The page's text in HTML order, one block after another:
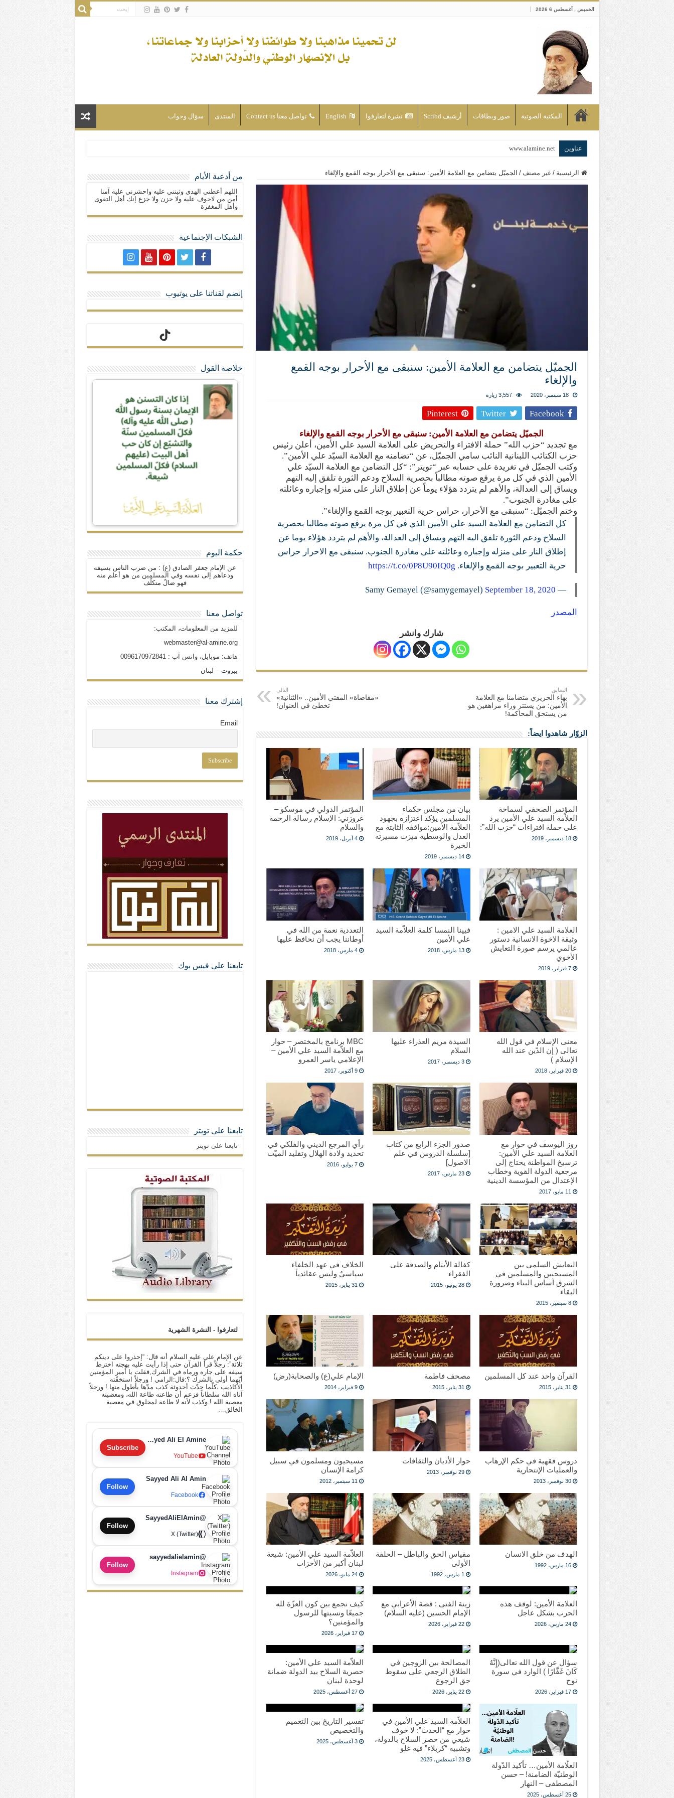
الخميس , أغسطس 6 2026
المكتبة الصوتية صور وبطاقات أرشيف Scribd نشرة لتعارفوا English تواصل معنا Contact us المنتدى سؤال وجواب
عناوين www.alamine.net
إذا كان التسنن هو الإيمان بسنة رسول الله ( صلى الله عليه وآله) فكلّ المسلمين سنّة والتشيّع إن كان حب أهل البيت (عليهم السلام) فكلّ المسلمين شيعة.
علاقات المذاهب والأديان لا يجوز أن تكون على حساب الأوطان
لن تحمينا مذاهبنا ولا طوائفنا ولا أحزابنا ولا جماعاتنا، بل الإنصهار الوطني والدولة العادلة
المذاهب ليست قدرًا لا يمكن تجاوزه
ليست المنفعة تأتي من إسلامية النّظام كما لا تأتي المضرة من مسيحية النظام
المتهاون بوطنه متهاون بدينه حتماً
نسج العلاقة مع الآخر تكون من خلال منظومة القيم و المبادئ الانسانية التي تجعل الناس سواسية لا تفرق بينهم أعراق و ألوان و لا تمنحهم الامتيازات أنساب و أديان
الرئيسية / غير مصنف / الجميّل يتضامن مع العلامة الأمين: سنبقى مع الأحرار بوجه القمع والإلغاء
الجميّل يتضامن مع العلامة الأمين: سنبقى مع الأحرار بوجه القمع
والإلغاء
18 سبتمبر، 2020 3,557 زيارة
Facebook
Twitter
Pinterest
الجميّل يتضامن مع العلامة الأمين: سنبقى مع الأحرار بوجه القمع والإلغاء
مع تجديد “حزب الله” حملة الافتراء والتحريض على العلامة السيد علي الأمين، أعلن رئيس
حزب الكتائب اللبنانية النائب سامي الجميّل، عن “تضامنه مع العلامة السيّد علي الأمين”.
وكتب الجميّل في تغريدة على حسابه عبر “تويتر”: “كل التضامن مع العلامة السيّد علي
الأمين الذي في كل مرة يرفع صوته مطالباً بحصرية السلاح ودعم الثورة تلفق إليه التهم
ويساق إلى العدالة، والأهم لم يتردد هؤلاء يوماً عن إطلاق النار على منزله وإجباره وعائلته
على مغادرة الجنوب”.
وختم الجميّل: “سنبقى مع الأحرار، حراس حرية التعبير بوجه القمع والإلغاء”.
كل التضامن مع العلامة السيد علي الأمين الذي في كل مرة يرفع صوته مطالبا بحصرية
السلاح ودعم الثورة تلفق اليه التهم ويساق إلى العدالة، والأهم لم يتردد هؤلاء يوما عن
إطلاق النار على منزله وإجباره وعائلته على مغادرة الجنوب. سنبقى مع الاحرار حراس
حرية التعبير بوجه القمع والإلغاء. https://t.co/0P8U90IQ0g
— Samy Gemayel (@samygemayel)
September 18, 2020
المصدر
شارك وانشر
السابق
بهاء الحريري متضامنا مع العلامة
الأمين: من يستتر وراء مراهقين هو
من يستحق المحاكمة!
التالي
«مقاضاة» المفتي الأمين.. «الثنائية»
تخطئ في العنوان!
الزوّار شاهدوا ايضاً:
المؤتمر الصحفي لسماحة
العلاّمة السيد علي الأمين يرد
على حملة افتراءات “حزب الله”:
18 ديسمبر، 2019
بيان من ‎مجلس حكماء
المسلمين يؤكد اعتزازه بجهود
العلاّمة الأمين:مواقفه الثابتة مع
العدل والوسطية ميزت مسيرته
الخيرة
14 ديسمبر، 2019
المؤتمر الدولي في موسكو –
غروزني: الإسلام رسالة الرحمة
والسلام
4 أبريل، 2019
العلامة السيد علي الامين :
وثيقة الاخوة الانسانية دستور
عالمي يرسم صورة التعايش
الأخوي
7 فبراير، 2019
فيينا النمسا كلمة العلاّمة السيد
علي الأمين
13 مارس، 2018
التعددية نعمة من الله في
أوطاننا يجب أن نحافظ عليها
4 مارس، 2018
معنى الإسلام في قول الله
تعالى ( إن الدّين عند الله
الإسلام )
20 فبراير، 2018
السيدة مريم العذراء عليها
السلام
3 ديسمبر، 2017
MBC برنامج بالمختصر – حوار
مع العلاّمة السيد علي الأمين –
الإعلامي ياسر العمرو
9 أكتوبر، 2017
روز اليوسف في حوار مع
العلامة السيد علي الأمين:
ترسيخ المواطنة يحتاج إلى
مرجعية الدولة القوية وخطاب
الإعتدال من المؤسسة الدينية
11 مايو، 2017
صدور الجزء الرابع من كتاب
[سلسلة الدروس في علم
الاصول]
23 مارس، 2017
رأي المرجع الديني والفلكي في
تحديد ولادة الهلال وتقليد الميّت
7 يوليو، 2016
التعايش السلمي بين
المسيحيين والمسلمين في
الشرق أساس البناء وضرورة
البقاء
8 سبتمبر، 2015
كفالة الأيتام والصدقة على
الفقراء
28 يونيو، 2015
الخلاف في عهد الخلفاء
سياسيٌ وليس عقائدياً
31 يناير، 2015
القرآن واحد عند كل المسلمين
31 يناير، 2015
مصحف فاطمة
31 يناير، 2015
الإمام علي(ع) والصحابة(رض)
9 فبراير، 2014
دروس فقهية في حكم الإرهاب
والعمليات الإنتحارية
30 نوفمبر، 2013
حوار الأديان والثقافات
29 نوفمبر، 2013
مسيحيون ومسلمون في سبيل
كرامة الإنسان
11 سبتمبر، 2012
الهدف من خلق الانسان
16 مارس، 1992
مقياس الحق والباطل – الحلقة
الأولى
1 مارس، 1992
العلاّمة السيد علي الأمين: شيعة
لبنان أكبر من الأحزاب
24 مايو، 2026
العلامة الأمين: لوقف هذه
الحرب بشكل عاجل
24 مارس، 2026
زينة الفتى : قصة الأعرابي مع
الإمام الحسين (عليه السلام)
22 فبراير، 2026
كيف نجمع بين كون العزّة لله
جميعًا ونسبتها للرسول
والمؤمنين؟
17 فبراير، 2026
سؤال عن قول الله تعالى(إِنَّهُ
كَانَ غَفَّارًا ) الوارد في سورة
نوح
17 فبراير، 2026
المصالحة بين الزوجين في
الطلاق الرجعي على سقوط
حق الرجوع
22 يناير، 2026
العلاّمة السيد علي الأمين:
حصرية السلاح بيد الدولة ضمانة
لوحدة لبنان
27 أغسطس، 2025
العلّامة الأمين… تأكيد الدّولة
الوطنيّة الضامنة! – حسن
المصطفى – النهار
25 أغسطس، 2025
العلاّمة السيد علي الأمين في
حوار مع “الحدث”: لا خوف
شيعي من حصر السلاح بالدولة،
وتشبيه “كربلاء” فيه غلو
23 أغسطس، 2025
تفسير التاريخ بين التعميم
والتخصيص
3 أغسطس، 2025
من أدعية الأيام
اللهم أعطني الهدى وثبتني عليه واحشرني عليه آمنا
أمن من لاخوف عليه ولا حزن ولا جزع إنك أهل التقوى
وأهل المغفرة
الشبكات الإجتماعية
إنضم لقناتنا على يوتيوب
خلاصة القول
حكمة اليوم
عن الإمام جعفر الصادق (ع) : من ضرب الناس بسيفه
ودعاهم إلى نفسه وفي المسلمين من هو أعلم منه
فهو ضالّ متكلّف
تواصل معنا
للمزيد من المعلومات، المكتب:
webmaster@al-amine.org
هاتف: موبايل، واتس آب : 0096170972841
بيروت – لبنان
إشترك معنا
Email
تابعنا على فيس بوك
تابعنا على تويتر
تابعنا على تويتر
لتعارفوا - النشرة الشهرية
عن الإمام علي عليه السلام أنه قال: “إحذروا على دينكم
ثلاثة”: رجلاً قرأ القرآن حتى إذا رأيت عليه بهجته اخترط
سيفه على جاره ورماه في الشرك,فقلت يا أمير المؤمنين
أيّهما أولى بالشرك ؟:قال:الرامي ! ورجلاً استخفّته
الأكاذيب ،كلّما حدّث أحدوثة كذب مدّها بأطول منها ! ورجلاً
آتاه الله سلطاناً فزعم أن طاعته طاعة الله، ومعصيته
معصية الله ! وكذب لأنه لا طاعة لمخلوق في معصية
الخالق…
Sayyed Ali El Amine
YouTube
Subscribe
Sayyed Ali Al Amin
Facebook
Follow
@SayyedAliElAmin
X (Twitter)
Follow
@sayyedalielamin
Instagram
Follow